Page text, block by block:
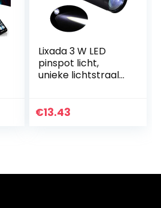
Lixada 3 W LED
pinspot licht,
unieke lichtstraal
Kerstmis, feest,
verschillende
€13.43